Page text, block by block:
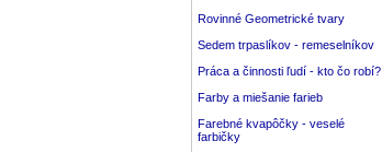
Rovinné Geometrické tvary
Sedem trpaslíkov - remeselníkov
Práca a činnosti ľudí - kto čo robí?
Farby a miešanie farieb
Farebné kvapôčky - veselé
farbičky